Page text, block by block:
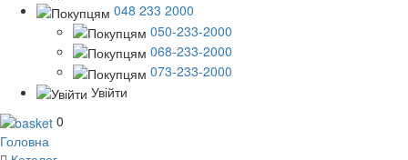
048 233 2000
050-233-2000
068-233-2000
073-233-2000
Увійти
0
Головна